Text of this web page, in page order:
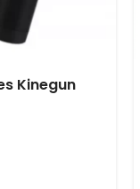
Kinegun